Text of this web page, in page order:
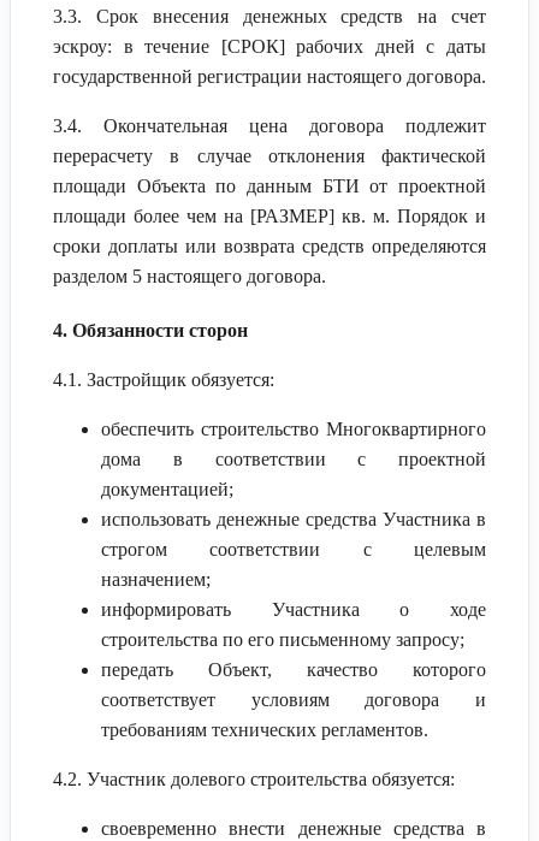
3.3. Срок внесения денежных средств на счет
эскроу: в течение [СРОК] рабочих дней с даты
государственной регистрации настоящего договора.
3.4. Окончательная цена договора подлежит
перерасчету в случае отклонения фактической
площади Объекта по данным БТИ от проектной
площади более чем на [РАЗМЕР] кв. м. Порядок и
сроки доплаты или возврата средств определяются
разделом 5 настоящего договора.
4. Обязанности сторон
4.1. Застройщик обязуется:
обеспечить строительство Многоквартирного
дома в соответствии с проектной
документацией;
использовать денежные средства Участника в
строгом соответствии с целевым
назначением;
информировать Участника о ходе
строительства по его письменному запросу;
передать Объект, качество которого
соответствует условиям договора и
требованиям технических регламентов.
4.2. Участник долевого строительства обязуется:
своевременно внести денежные средства в